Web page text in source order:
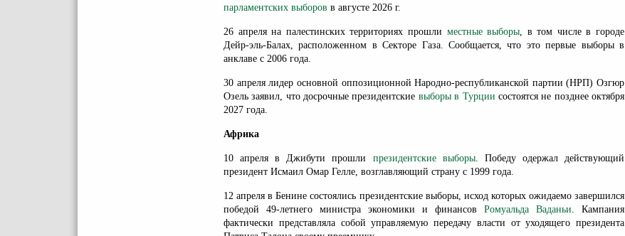
парламентских выборов в августе 2026 г.
26 апреля на палестинских территориях прошли местные выборы, в том числе в городе
Дейр-эль-Балах, расположенном в Секторе Газа. Сообщается, что это первые выборы в
анклаве с 2006 года.
30 апреля лидер основной оппозиционной Народно-республиканской партии (НРП) Озгюр
Озель заявил, что досрочные президентские выборы в Турции состоятся не позднее октября
2027 года.
Африка
10 апреля в Джибути прошли президентские выборы. Победу одержал действующий
президент Исмаил Омар Гелле, возглавляющий страну с 1999 года.
12 апреля в Бенине состоялись президентские выборы, исход которых ожидаемо завершился
победой 49-летнего министра экономики и финансов Ромуальда Ваданьи. Кампания
фактически представляла собой управляемую передачу власти от уходящего президента